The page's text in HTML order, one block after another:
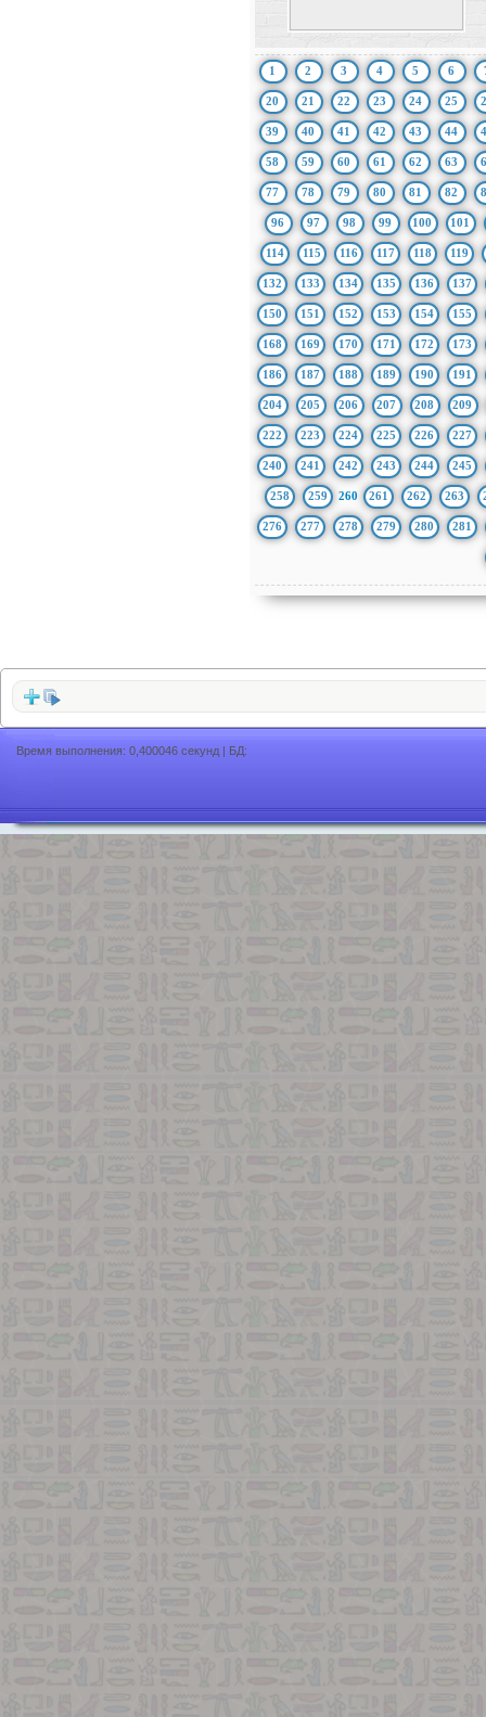
1 2 3 4 5 6
20 21 22 23 24 25
39 40 41 42 43 44
58 59 60 61 62 63
77 78 79 80 81 82
96 97 98 99 100 101
114 115 116 117 118 119
132 133 134 135 136 137
150 151 152 153 154 155
168 169 170 171 172 173
186 187 188 189 190 191
204 205 206 207 208 209
222 223 224 225 226 227
240 241 242 243 244 245
258 259 260 261 262 263
276 277 278 279 280 281
Время выполнения: 0,400046 секунд | БД: